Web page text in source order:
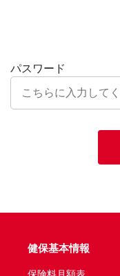
パスワード
健保基本情報
保険料月額表